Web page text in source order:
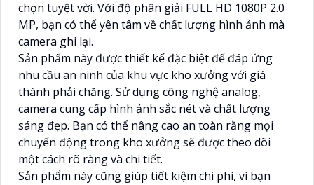
chọn tuyệt vời. Với độ phân giải FULL HD 1080P 2.0
MP, bạn có thể yên tâm về chất lượng hình ảnh mà
camera ghi lại.
Sản phẩm này được thiết kế đặc biệt để đáp ứng
nhu cầu an ninh của khu vực kho xưởng với giá
thành phải chăng. Sử dụng công nghệ analog,
camera cung cấp hình ảnh sắc nét và chất lượng
sáng đẹp. Bạn có thể nâng cao an toàn rằng mọi
chuyển động trong kho xưởng sẽ được theo dõi
một cách rõ ràng và chi tiết.
Sản phẩm này cũng giúp tiết kiệm chi phí, vì bạn